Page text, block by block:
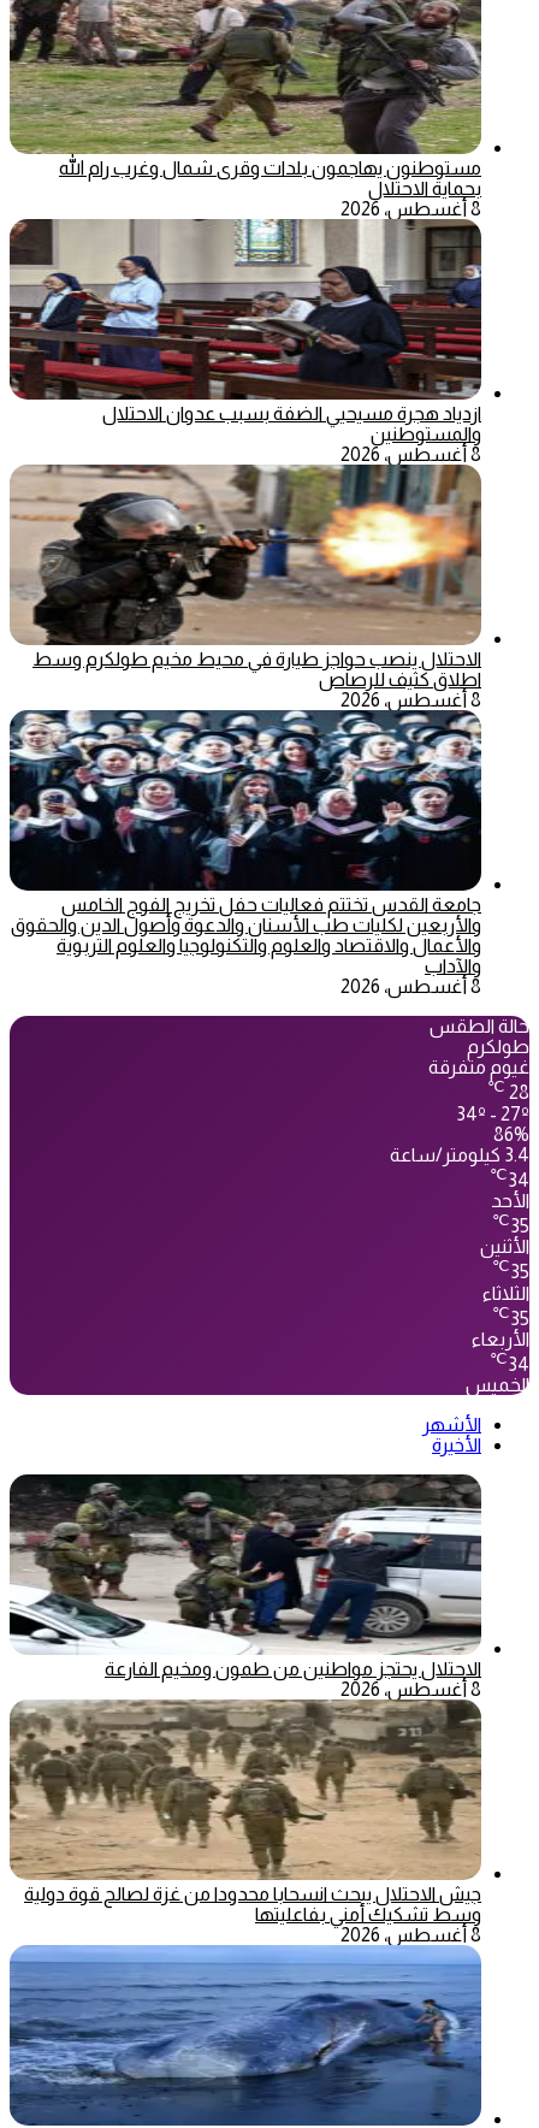
مستوطنون يهاجمون بلدات وقرى شمال وغرب رام الله
بحماية الاحتلال
8 أغسطس، 2026
ازدياد هجرة مسيحيي الضفة بسبب عدوان الاحتلال
والمستوطنين
8 أغسطس، 2026
الاحتلال ينصب حواجز طيارة في محيط مخيم طولكرم وسط
اطلاق كثيف للرصاص
8 أغسطس، 2026
جامعة القدس تختتم فعاليات حفل تخريج الفوج الخامس
والأربعين لكليات طب الأسنان والدعوة وأصول الدين والحقوق
والأعمال والاقتصاد والعلوم والتكنولوجيا والعلوم التربوية
والآداب
8 أغسطس، 2026
حالة الطقس
طولكرم
غيوم متفرقة
28
℃
34º - 27º
86%
3.4 كيلومتر/ساعة
34
℃
الأحد
35
℃
الأثنين
35
℃
الثلاثاء
35
℃
الأربعاء
34
℃
الخميس
الأشهر
الأخيرة
الاحتلال يحتجز مواطنين من طمون ومخيم الفارعة
8 أغسطس، 2026
جيش الاحتلال يبحث انسحابا محدودا من غزة لصالح قوة دولية
وسط تشكيك أمني بفاعليتها
8 أغسطس، 2026